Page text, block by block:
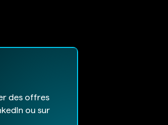
des offres
ou sur